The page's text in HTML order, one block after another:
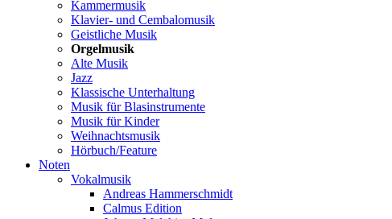
Kammermusik
Klavier- und Cembalomusik
Geistliche Musik
Orgelmusik
Alte Musik
Jazz
Klassische Unterhaltung
Musik für Blasinstrumente
Musik für Kinder
Weihnachtsmusik
Hörbuch/Feature
Noten
Vokalmusik
Andreas Hammerschmidt
Calmus Edition